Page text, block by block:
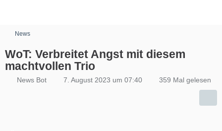
News
WoT: Verbreitet Angst mit diesem
machtvollen Trio
News Bot 7. August 2023 um 07:40 359 Mal gelesen